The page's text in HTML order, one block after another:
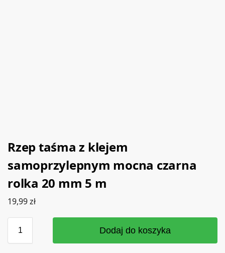
Rzep taśma z klejem
samoprzylepnym mocna czarna
rolka 20 mm 5 m
19,99zł
Dodaj do koszyka